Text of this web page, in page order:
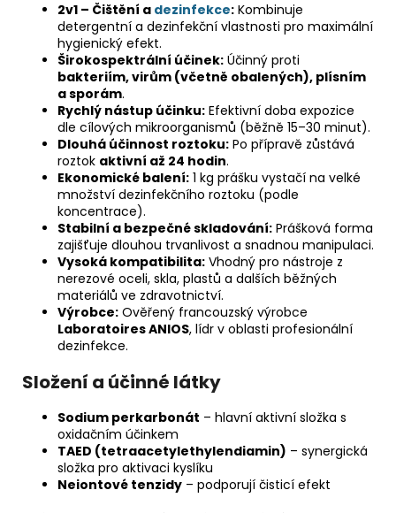
2v1 – Čištění a dezinfekce: Kombinuje
detergentní a dezinfekční vlastnosti pro maximální
hygienický efekt.
Širokospektrální účinek: Účinný proti
bakteriím, virům (včetně obalených), plísním
a sporám.
Rychlý nástup účinku: Efektivní doba expozice
dle cílových mikroorganismů (běžně 15–30 minut).
Dlouhá účinnost roztoku: Po přípravě zůstává
roztok aktivní až 24 hodin.
Ekonomické balení: 1 kg prášku vystačí na velké
množství dezinfekčního roztoku (podle
koncentrace).
Stabilní a bezpečné skladování: Prášková forma
zajišťuje dlouhou trvanlivost a snadnou manipulaci.
Vysoká kompatibilita: Vhodný pro nástroje z
nerezové oceli, skla, plastů a dalších běžných
materiálů ve zdravotnictví.
Výrobce: Ověřený francouzský výrobce
Laboratoires ANIOS, lídr v oblasti profesionální
dezinfekce.
Složení a účinné látky
Sodium perkarbonát – hlavní aktivní složka s
oxidačním účinkem
TAED (tetraacetylethylendiamin) – synergická
složka pro aktivaci kyslíku
Neiontové tenzidy – podporují čisticí efekt